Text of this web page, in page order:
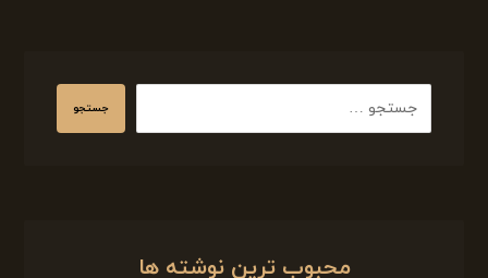
جستجو
محبوب ترین نوشته ها